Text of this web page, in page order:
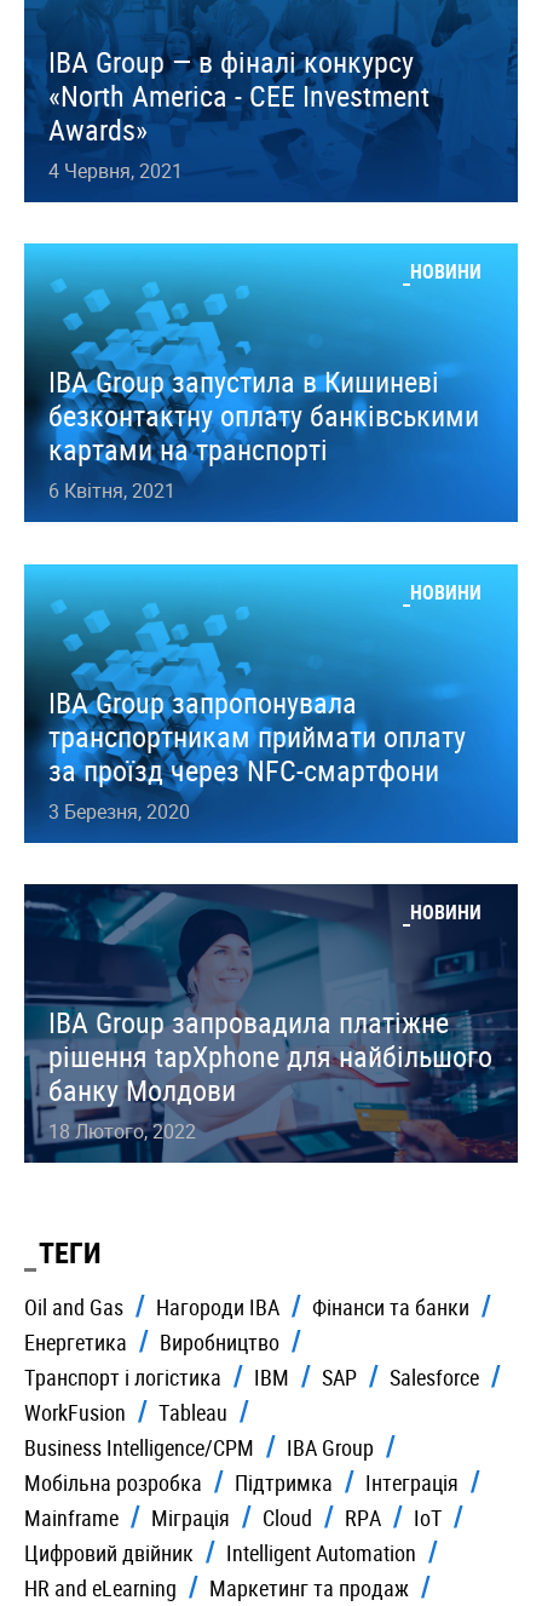
IBA Group — в фіналі конкурсу
«North America - CEE Investment
Awards»
4 Червня, 2021
НОВИНИ
IBA Group запустила в Кишиневі
безконтактну оплату банківськими
картами на транспорті
6 Квітня, 2021
НОВИНИ
IBA Group запропонувала
транспортникам приймати оплату
за проїзд через NFC-смартфони
3 Березня, 2020
НОВИНИ
IBA Group запровадила платіжне
рішення tapXphone для найбільшого
банку Молдови
18 Лютого, 2022
ТЕГИ
Oil and Gas Нагороди IBA
Фінанси та банки
Енергетика
Виробництво
Транспорт і логістика
IBM SAP
Salesforce
WorkFusion
Tableau
Business Intelligence/CPM
IBA Group
Мобільна розробка
Підтримка
Інтеграція
Mainframe
Міграція Cloud RPA
IoT
Цифровий двійник
Intelligent Automation
HR and eLearning
Маркетинг та продаж